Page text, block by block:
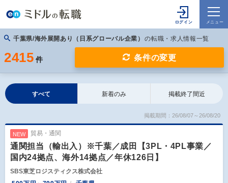
千葉県/海外展開あり（日系グローバル企業） の転職・求人情報一覧
2415 件 条件の変更
すべて 新着のみ 掲載終了間近
掲載期間：26/08/07～26/08/20
NEW 貿易・通関
通関担当（輸出入）※千葉／成田【3PL・4PL事業／
国内24拠点、海外14拠点／年休126日】
SBS東芝ロジスティクス株式会社